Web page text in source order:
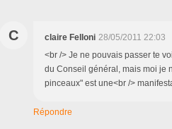
C claire Felloni 28/05/2011 22:03
<br /> Je ne pouvais passer te
du Conseil général, mais moi je
pinceaux" est une<br />
Répondre